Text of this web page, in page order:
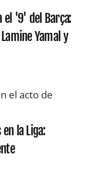
el '9' del Barça:
Yamal y
la Liga: